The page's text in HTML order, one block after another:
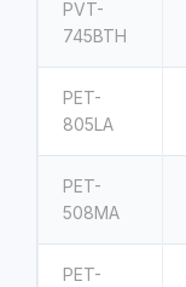
PVT-
745BTH
PET-
805LA
PET-
508MA
PET-